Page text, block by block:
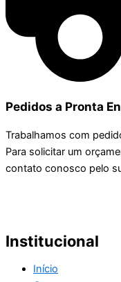
Pedidos a Pronta
Trabalhamos com
Para solicitar um
contato conosco pelo
Institucional
Início